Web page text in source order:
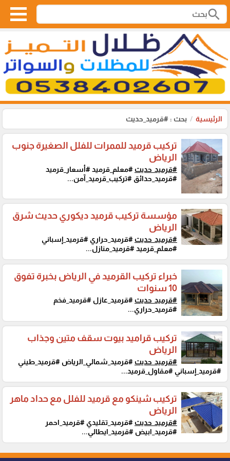
search
الرئيسية بحث : #قرميد_حديث
تركيب قرميد للممرات للفلل الصغيرة جنوب
الرياض
#قرميد_حديث #معلم_قرميد #أسعار_قرميد
#قرميد_حدائق #تركيب_قرميد_آمن...
مؤسسة تركيب قرميد ديكوري حديث شرق
الرياض
#قرميد_حديث #قرميد_حراري #قرميد_إسباني
#معلم_قرميد #قرميد_منازل...
خبراء تركيب القرميد في الرياض بخبرة تفوق
10 سنوات
#قرميد_حديث #قرميد_عازل #قرميد_فخم
#قرميد_حراري...
تركيب قراميد بيوت سقف متين وجذاب
الرياض
#قرميد_حديث #قرميد_شمالي_الرياض #قرميد_طيني
#قرميد_إسباني #مقاول_قرميد...
تركيب شينكو مع قرميد للفلل مع حداد ماهر
الرياض
#قرميد_حديث #قرميد_تقليدي #قرميد_احمر
#قرميد_ابيض #قرميد_ايطالي...